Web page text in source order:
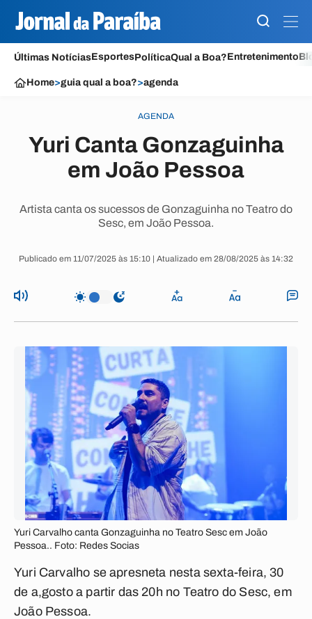
Últimas NotíciasEsportesPolíticaQual a Boa?Entretenimento
Home>guia qual a boa?>agenda
AGENDA
Yuri Canta Gonzaguinha
em João Pessoa
Artista canta os sucessos de Gonzaguinha no Teatro do
Sesc, em João Pessoa.
Publicado em 11/07/2025 às 15:10 | Atualizado em 28/08/2025 às 14:32
Yuri Carvalho canta Gonzaguinha no Teatro Sesc em João
Pessoa.. Foto: Redes Socias
Yuri Carvalho se apresneta nesta sexta-feira, 30
de a,gosto a partir das 20h no Teatro do Sesc, em
João Pessoa.